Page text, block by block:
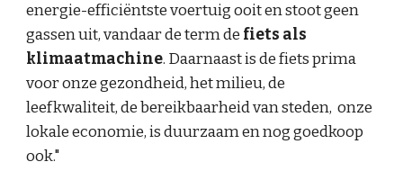
energie-efficiëntste voertuig ooit en stoot geen
gassen uit, vandaar de term de fiets als
klimaatmachine. Daarnaast is de fiets prima
voor onze gezondheid, het milieu, de
leefkwaliteit, de bereikbaarheid van steden, onze
lokale economie, is duurzaam en nog goedkoop
ook."